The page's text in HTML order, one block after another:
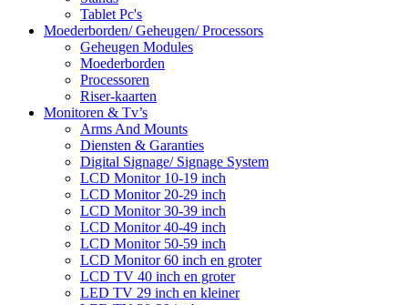
Tablet Pc's
Moederborden/ Geheugen/ Processors
Geheugen Modules
Moederborden
Processoren
Riser-kaarten
Monitoren & Tv’s
Arms And Mounts
Diensten & Garanties
Digital Signage/ Signage System
LCD Monitor 10-19 inch
LCD Monitor 20-29 inch
LCD Monitor 30-39 inch
LCD Monitor 40-49 inch
LCD Monitor 50-59 inch
LCD Monitor 60 inch en groter
LCD TV 40 inch en groter
LED TV 29 inch en kleiner